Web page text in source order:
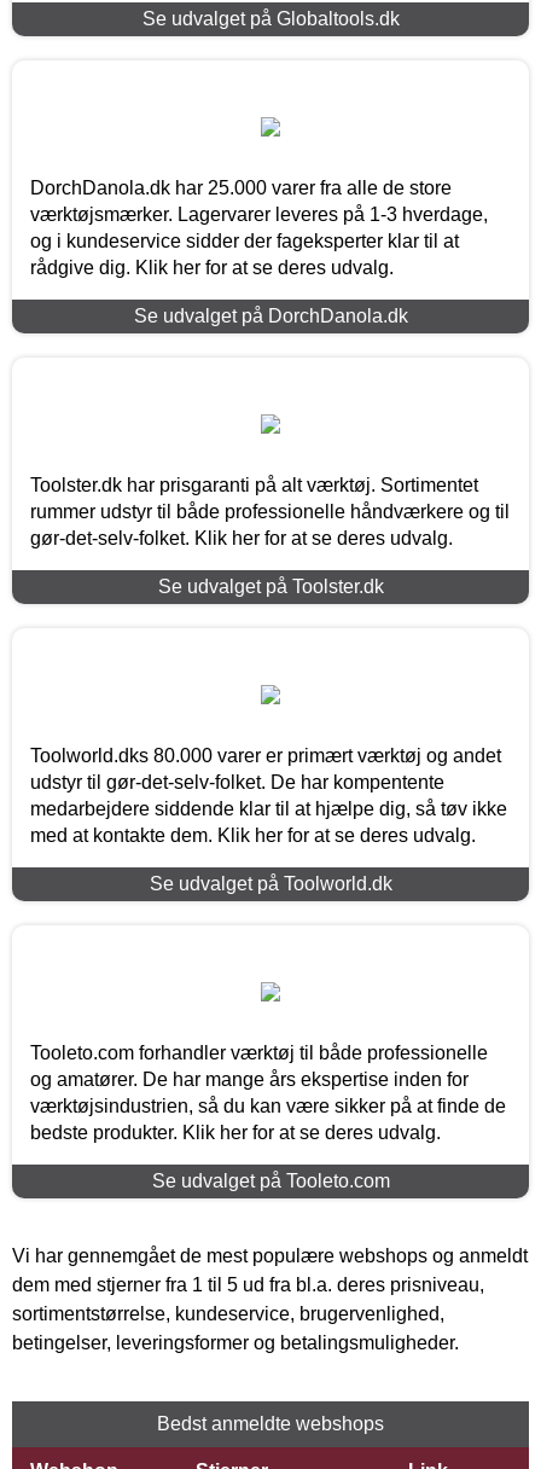
Se udvalget på Globaltools.dk
DorchDanola.dk har 25.000 varer fra alle de store
værktøjsmærker. Lagervarer leveres på 1-3 hverdage,
og i kundeservice sidder der fageksperter klar til at
rådgive dig. Klik her for at se deres udvalg.
Se udvalget på DorchDanola.dk
Toolster.dk har prisgaranti på alt værktøj. Sortimentet
rummer udstyr til både professionelle håndværkere og til
gør-det-selv-folket. Klik her for at se deres udvalg.
Se udvalget på Toolster.dk
Toolworld.dks 80.000 varer er primært værktøj og andet
udstyr til gør-det-selv-folket. De har kompentente
medarbejdere siddende klar til at hjælpe dig, så tøv ikke
med at kontakte dem. Klik her for at se deres udvalg.
Se udvalget på Toolworld.dk
Tooleto.com forhandler værktøj til både professionelle
og amatører. De har mange års ekspertise inden for
værktøjsindustrien, så du kan være sikker på at finde de
bedste produkter. Klik her for at se deres udvalg.
Se udvalget på Tooleto.com
Vi har gennemgået de mest populære webshops og anmeldt
dem med stjerner fra 1 til 5 ud fra bl.a. deres prisniveau,
sortimentstørrelse, kundeservice, brugervenlighed,
betingelser, leveringsformer og betalingsmuligheder.
Bedst anmeldte webshops